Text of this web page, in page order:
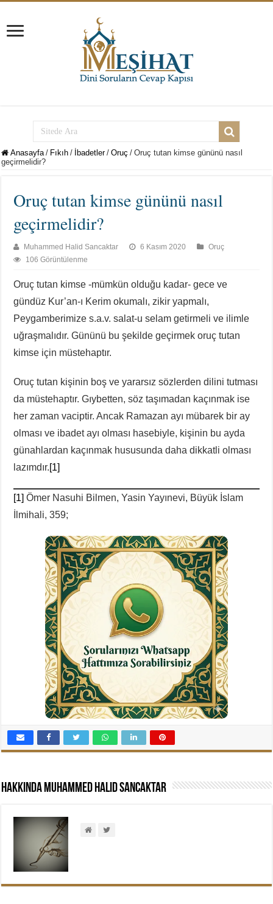
Anasayfa / Fıkıh / İbadetler / Oruç / Oruç tutan kimse gününü nasıl
geçirmelidir?
Oruç tutan kimse gününü nasıl
geçirmelidir?
Muhammed Halid Sancaktar 6 Kasım 2020
Oruç
106 Görüntülenme
Oruç tutan kimse -mümkün olduğu kadar- gece ve
gündüz Kur’an-ı Kerim okumalı, zikir yapmalı,
Peygamberimize s.a.v. salat-u selam getirmeli ve ilimle
uğraşmalıdır. Gününü bu şekilde geçirmek oruç tutan
kimse için müstehaptır.
Oruç tutan kişinin boş ve yararsız sözlerden dilini tutması
da müstehaptır. Gıybetten, söz taşımadan kaçınmak ise
her zaman vaciptir. Ancak Ramazan ayı mübarek bir ay
olması ve ibadet ayı olması hasebiyle, kişinin bu ayda
günahlardan kaçınmak hususunda daha dikkatli olması
lazımdır.[1]
[1] Ömer Nasuhi Bilmen, Yasin Yayınevi, Büyük İslam
İlmihali, 359;
Hakkında Muhammed Halid Sancaktar